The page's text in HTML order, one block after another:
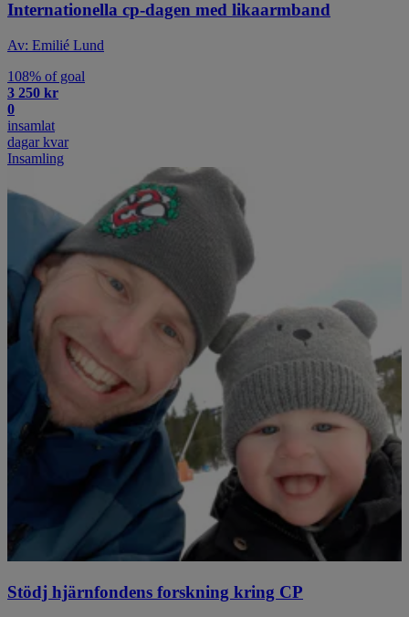
Internationella cp-dagen med likaarmband
Av: Emilié Lund
108% of goal
3 250 kr
0
insamlat
dagar kvar
Insamling
Stödj hjärnfondens forskning kring CP